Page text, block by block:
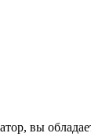
вы